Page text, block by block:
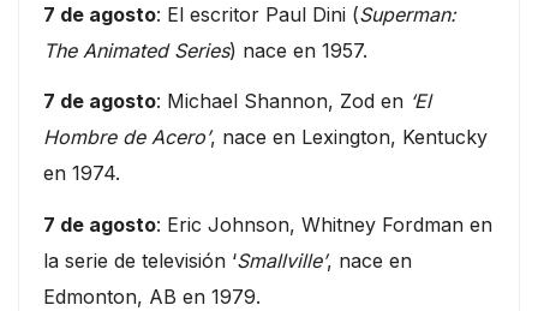
7 de agosto: El escritor Paul Dini (Superman:
The Animated Series) nace en 1957.
7 de agosto: Michael Shannon, Zod en ‘El
Hombre de Acero’, nace en Lexington, Kentucky
en 1974.
7 de agosto: Eric Johnson, Whitney Fordman en
la serie de televisión ‘Smallville’, nace en
Edmonton, AB en 1979.